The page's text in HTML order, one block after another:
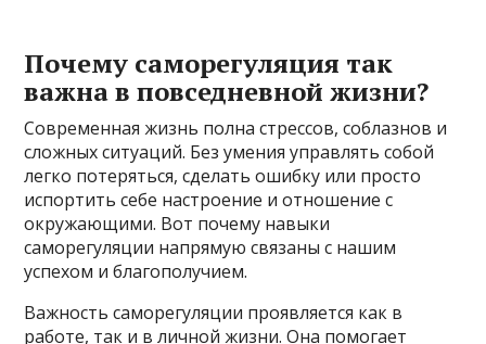
Почему саморегуляция так
важна в повседневной жизни?
Современная жизнь полна стрессов, соблазнов и
сложных ситуаций. Без умения управлять собой
легко потеряться, сделать ошибку или просто
испортить себе настроение и отношение с
окружающими. Вот почему навыки
саморегуляции напрямую связаны с нашим
успехом и благополучием.
Важность саморегуляции проявляется как в
работе, так и в личной жизни. Она помогает